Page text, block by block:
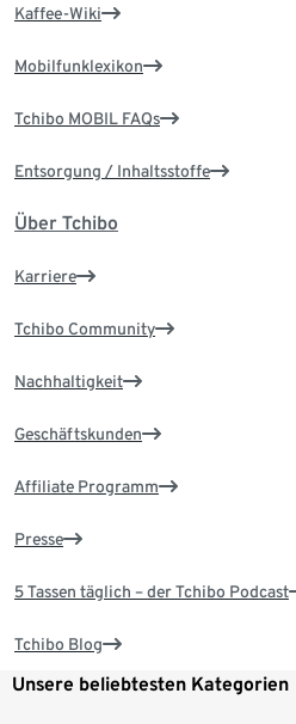
Kaffee-Wiki
Mobilfunklexikon
Tchibo MOBIL FAQs
Entsorgung / Inhaltsstoffe
Über Tchibo
Karriere
Tchibo Community
Nachhaltigkeit
Geschäftskunden
Affiliate Programm
Presse
5 Tassen täglich – der Tchibo Podcast
Tchibo Blog
Unsere beliebtesten Kategorien